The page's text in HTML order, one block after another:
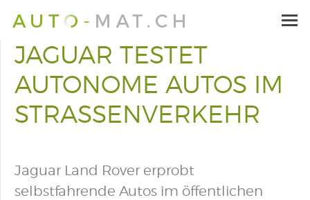
JAGUAR TESTET
AUTONOME AUTOS IM
STRASSENVERKEHR
Jaguar Land Rover erprobt
selbstfahrende Autos im öffentlichen